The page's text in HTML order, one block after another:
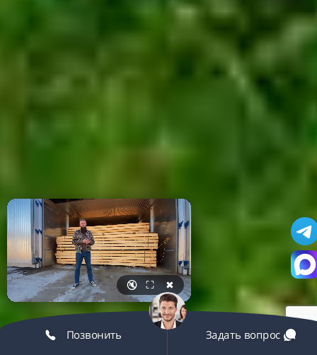
🔇 ⛶ ✖
Позвонить Задать вопрос